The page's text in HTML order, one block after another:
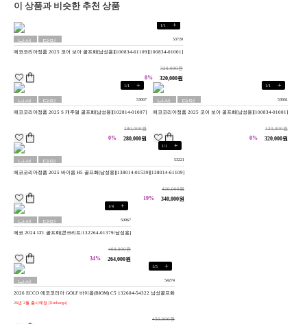
이 상품과 비슷한 추천 상품
1/1 +
남성
용
당일
배송
53720
에코코리아정품 2025 코어 보아 골프화[남성용][100834-61109][100834-01001]
320,000원
0% 320,000원
1/1 +
남성
용
당일
배송
53667
에코코리아정품 2025 S 캐주얼 골프화[남성용][102814-01007]
280,000원
0% 280,000원
1/1 +
남성
용
당일
배송
53661
에코코리아정품 2025 코어 보아 골프화[남성용][100834-01001]
320,000원
0% 320,000원
1/1 +
남성
용
당일
배송
53221
에코코리아정품 2025 바이옴 H5 골프화[남성용][138014-01539][138014-61109]
420,000원
19% 340,000원
1/4 +
남성
용
당일
배송
50967
에코 2024 LT1 골프화[콘크리트/132264-01379/남성용]
400,000원
34% 264,000원
1/5 +
남성
용
54274
2026 ECCO 에코코리아 GOLF 바이옴(BIOM) C5 132604-54322 남성골프화
26년 2월 출시예정 [Embargo]
450,000원